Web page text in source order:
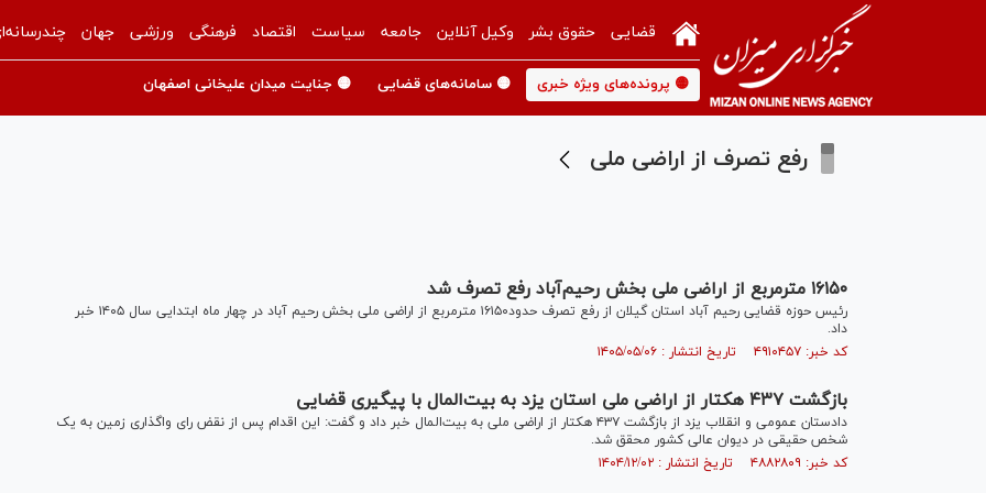
قضایی حقوق بشر وکیل آنلاین جامعه سیاست اقتصاد فرهنگی ورزشی جهان
🟡 پرونده‌های ویژه خبری 🟡 سامانه‌های قضایی 🟡 جنایت میدان علیخانی اصفهان
رفع تصرف از اراضی ملی
۱۶۱۵۰ مترمربع از اراضی ملی بخش رحیم‌آباد رفع تصرف شد
رئیس حوزه قضایی رحیم آباد استان گیلان از رفع تصرف حدود۱۶۱۵۰ مترمربع از اراضی ملی بخش رحیم آباد در چهار ماه ابتدایی سال ۱۴۰۵ خبر
داد.
کد خبر: ۴۹۱۰۴۵۷ تاریخ انتشار : ۱۴۰۵/۰۵/۰۶
بازگشت ۴۳۷ هکتار از اراضی ملی استان یزد به بیت‌المال با پیگیری قضایی
دادستان عمومی و انقلاب یزد از بازگشت ۴۳۷ هکتار از اراضی ملی به بیت‌المال خبر داد و گفت: این اقدام پس از نقض رای واگذاری زمین به یک
شخص حقیقی در دیوان عالی کشور محقق شد.
کد خبر: ۴۸۸۲۸۰۹ تاریخ انتشار : ۱۴۰۴/۱۲/۰۲